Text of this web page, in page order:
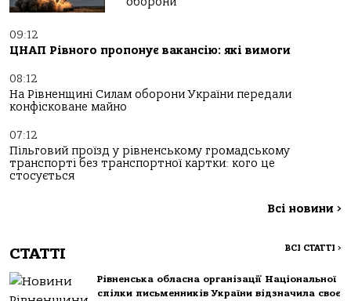
09:12
ЦНАП Рівного пропонує вакансію: які вимоги
08:12
На Рівненщині Силам оборони України передали
конфісковане майно
07:12
Пільговий проїзд у рівненському громадському
транспорті без транспортної картки: кого це
стосується
Всі новини >
СТАТТІ ВСІ СТАТТІ >
Рівненська обласна організації Національної
спілки письменників України відзначила своє